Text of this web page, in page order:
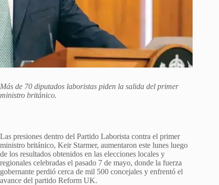
Más de 70 diputados laboristas piden la salida del primer
ministro británico.
Las presiones dentro del Partido Laborista contra el primer
ministro británico, Keir Starmer, aumentaron este lunes luego
de los resultados obtenidos en las elecciones locales y
regionales celebradas el pasado 7 de mayo, donde la fuerza
gobernante perdió cerca de mil 500 concejales y enfrentó el
avance del partido Reform UK.